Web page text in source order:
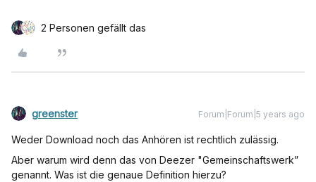
2 Personen gefällt das
greenster Forum|Forum|5 years ago
Weder Download noch das Anhören ist rechtlich zulässig.
Aber warum wird denn das von Deezer "Gemeinschaftswerk”
genannt. Was ist die genaue Definition hierzu?